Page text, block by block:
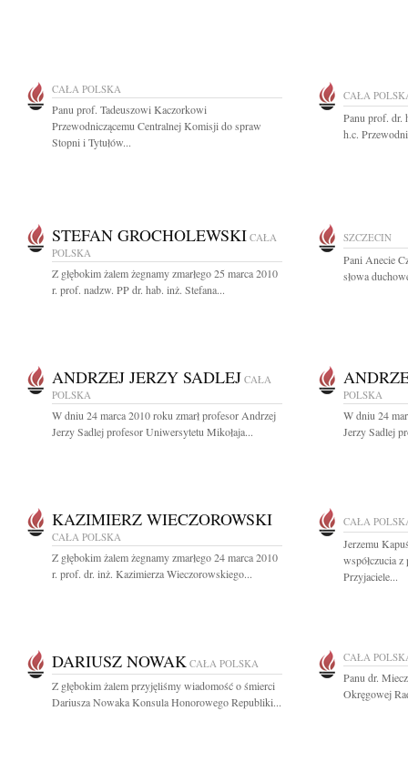
CAŁA POLSKA
Panu prof. Tadeuszowi Kaczorkowi
Przewodniczącemu Centralnej Komisji do spraw
Stopni i Tytułów...
CAŁA
Panu prof. dr.
h.c.
STEFAN GROCHOLEWSKI CAŁA
POLSKA
Z głębokim żalem żegnamy zmarłego 25 marca 2010
r. prof. nadzw. PP dr. hab. inż. Stefana...
SZCZECIN
Pani Anecie
słowa
ANDRZEJ JERZY SADLEJ CAŁA
POLSKA
W dniu 24 marca 2010 roku zmarł profesor Andrzej
Jerzy Sadlej profesor Uniwersytetu Mikołaja...
POLSKA
W dniu 24
Jerzy Sadlej
KAZIMIERZ WIECZOROWSKI
CAŁA POLSKA
Z głębokim żalem żegnamy zmarłego 24 marca 2010
r. prof. dr. inż. Kazimierza Wieczorowskiego...
CAŁA
Jerzemu
współczucia
Przyjaciele...
DARIUSZ NOWAK CAŁA POLSKA
Z głębokim żalem przyjęliśmy wiadomość o śmierci
Dariusza Nowaka Konsula Honorowego Republiki...
CAŁA
Panu dr.
Okręgowej